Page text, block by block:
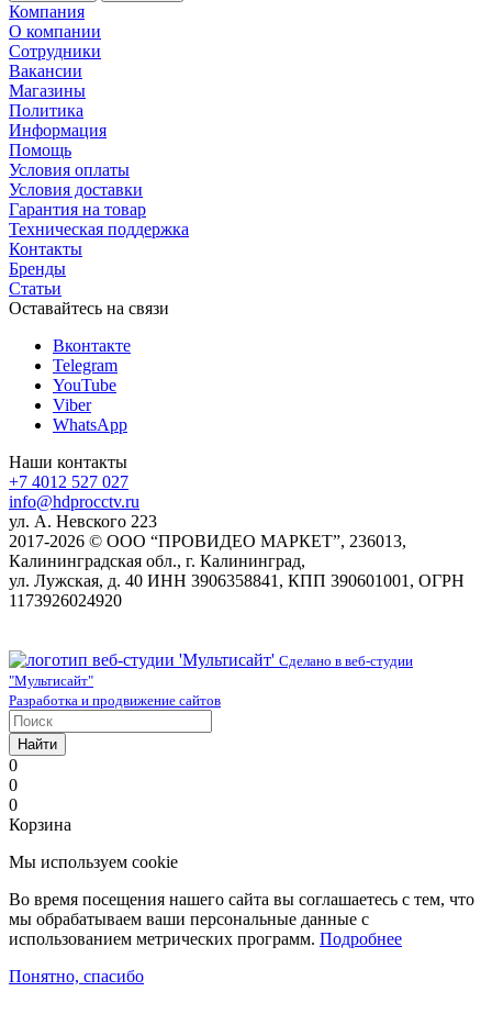
Компания
О компании
Сотрудники
Вакансии
Магазины
Политика
Информация
Помощь
Условия оплаты
Условия доставки
Гарантия на товар
Техническая поддержка
Контакты
Бренды
Статьи
Оставайтесь на связи
Вконтакте
Telegram
YouTube
Viber
WhatsApp
Наши контакты
+7 4012 527 027
info@hdprocctv.ru
ул. А. Невского 223
2017-2026 © ООО “ПРОВИДЕО МАРКЕТ”, 236013,
Калининградская обл., г. Калининград,
ул. Лужская, д. 40 ИНН 3906358841, КПП 390601001, ОГРН
1173926024920
Сделано в веб-студии
"Мультисайт"
Разработка и продвижение сайтов
Найти
0
0
0
Корзина
Мы используем cookie
Во время посещения нашего сайта вы соглашаетесь с тем, что
мы обрабатываем ваши персональные данные с
использованием метрических программ. Подробнее
Понятно, спасибо